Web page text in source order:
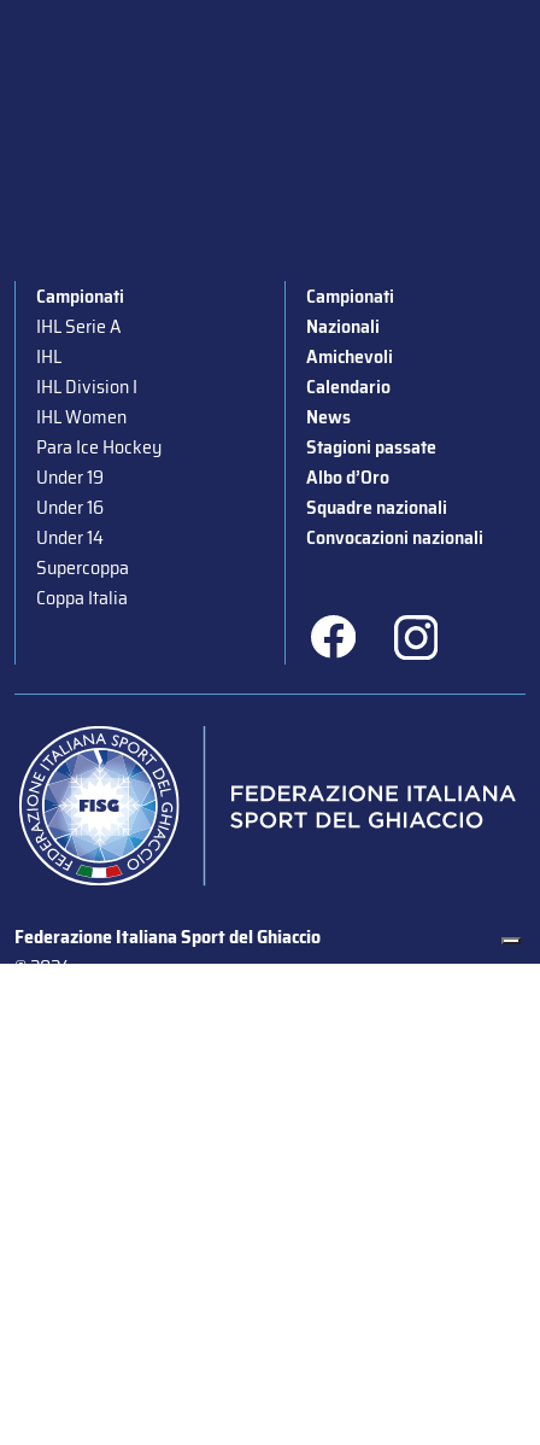
Campionati
IHL Serie A
IHL
IHL Division I
IHL Women
Para Ice Hockey
Under 19
Under 16
Under 14
Supercoppa
Coppa Italia
Campionati
Nazionali
Amichevoli
Calendario
News
Stagioni passate
Albo d’Oro
Squadre nazionali
Convocazioni nazionali
Federazione Italiana Sport del Ghiaccio
© 2024